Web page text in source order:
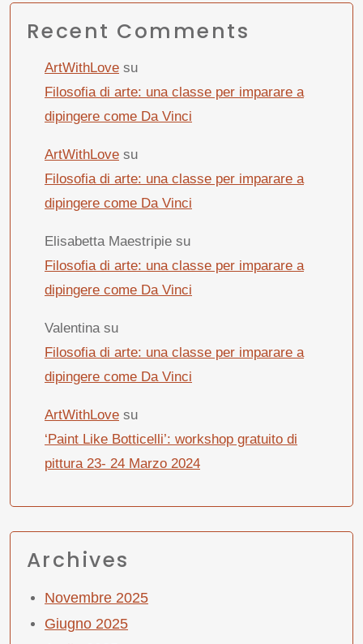
Recent Comments
ArtWithLove su
Filosofia di arte: una classe per imparare a
dipingere come Da Vinci
ArtWithLove su
Filosofia di arte: una classe per imparare a
dipingere come Da Vinci
Elisabetta Maestripie su
Filosofia di arte: una classe per imparare a
dipingere come Da Vinci
Valentinasu
Filosofia di arte: una classe per imparare a
dipingere come Da Vinci
ArtWithLove su
‘Paint Like Botticelli’: workshop gratuito di
pittura 23- 24 Marzo 2024
Archives
Novembre 2025
Giugno 2025